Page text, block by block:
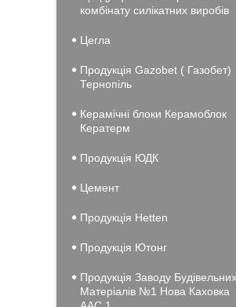
комбінату силікатних виробів
Цегла
Продукція Gazobet ( Газобет)
Тернопіль
Керамічні блоки Керамоблок
Кератерм
Продукція ЮДК
Цемент
Продукція Hеtten
Продукція Ютонг
Продукція Заводу Будівельних
Матеріалів №1 Нова Каховка